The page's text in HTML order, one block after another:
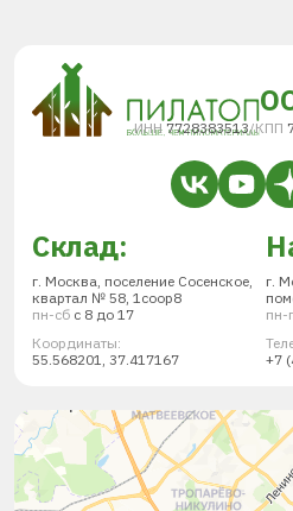
ИНН 7728383513/КПП
Склад:
г. Москва, поселение Сосенское,
квартал № 58, 1соор8
пн-сб с 8 до 17
Координаты:
55.568201, 37.417167
г.
пн-
+7